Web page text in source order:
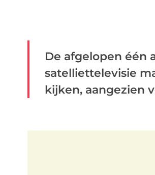
De afgelopen één
satelliettelevisie
kijken, aangezien